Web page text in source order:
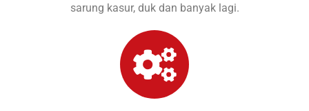
sarung kasur, duk dan banyak lagi.